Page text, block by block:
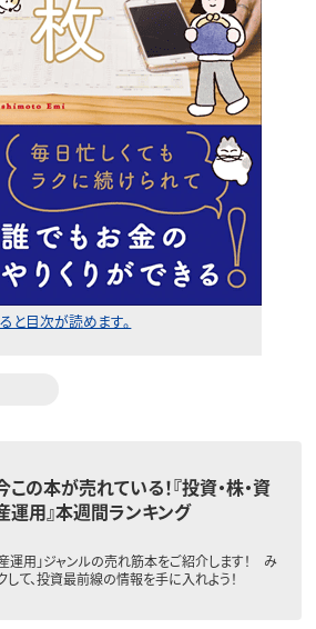
と目次が読めます。
この本が売れている！『投資・株・資
運用』本週間ランキング
産運用」ジャンルの売れ筋本をご紹介します！ み
て、投資最前線の情報を手に入れよう！